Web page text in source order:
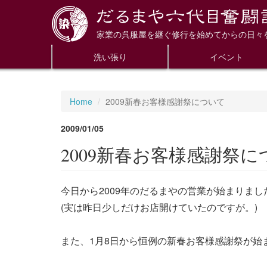
家業の呉服屋を継ぐ修行を始めてからの日
洗い張り
イベント
Home 2009新春お客様感謝祭について
2009/01/05
2009新春お客様感謝祭に
今日から2009年のだるまやの営業が始まりまし
(実は昨日少しだけお店開けていたのですが。)
また、1月8日から恒例の新春お客様感謝祭が始